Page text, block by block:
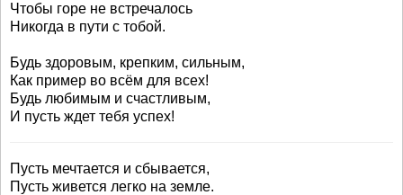
Чтобы горе не встречалось
Никогда в пути с тобой.
Будь здоровым, крепким, сильным,
Как пример во всём для всех!
Будь любимым и счастливым,
И пусть ждет тебя успех!
Пусть мечтается и сбывается,
Пусть живется легко на земле.